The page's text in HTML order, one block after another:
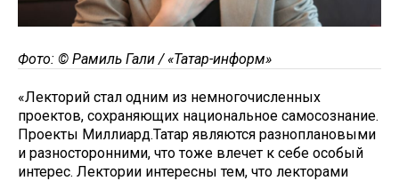
Фото: © Рамиль Гали / «Татар-информ»
«Лекторий стал одним из немногочисленных
проектов, сохраняющих национальное самосознание.
Проекты Миллиард.Татар являются разноплановыми
и разносторонними, что тоже влечет к себе особый
интерес. Лектории интересны тем, что лекторами